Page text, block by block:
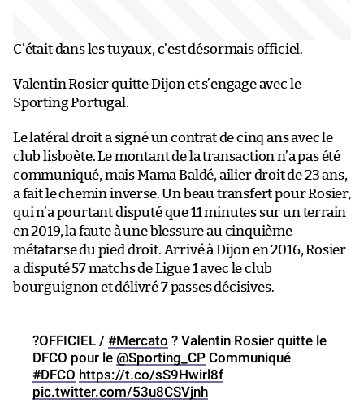
C’était dans les tuyaux, c’est désormais officiel.
Valentin Rosier quitte Dijon et s’engage avec le
Sporting Portugal.
Le latéral droit a signé un contrat de cinq ans avec le
club lisboète. Le montant de la transaction n’a pas été
communiqué, mais Mama Baldé, ailier droit de 23 ans,
a fait le chemin inverse. Un beau transfert pour Rosier,
qui n’a pourtant disputé que 11 minutes sur un terrain
en 2019, la faute à une blessure au cinquième
métatarse du pied droit. Arrivé à Dijon en 2016, Rosier
a disputé 57 matchs de Ligue 1 avec le club
bourguignon et délivré 7 passes décisives.
?OFFICIEL / #Mercato ? Valentin Rosier quitte le
DFCO pour le @Sporting_CP Communiqué
#DFCO https://t.co/sS9Hwirl8f
pic.twitter.com/53u8CSVjnh